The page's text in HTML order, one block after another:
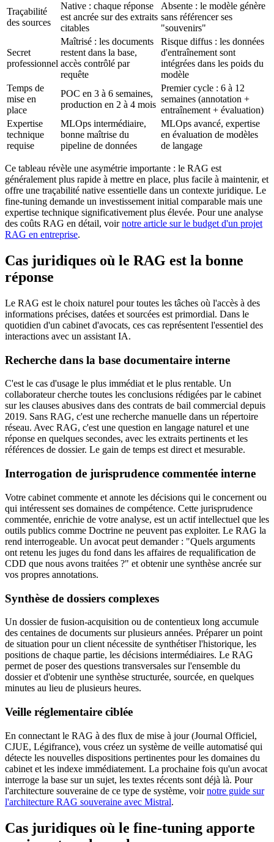
Traçabilité
des sources
Native : chaque réponse
est ancrée sur des extraits
citables
Absente : le modèle génère
sans référencer ses
"souvenirs"
Secret
professionnel
Maîtrisé : les documents
restent dans la base,
accès contrôlé par
requête
Risque diffus : les données
d'entraînement sont
intégrées dans les poids du
modèle
Temps de
mise en
place
POC en 3 à 6 semaines,
production en 2 à 4 mois
Premier cycle : 6 à 12
semaines (annotation +
entraînement + évaluation)
Expertise
technique
requise
MLOps intermédiaire,
bonne maîtrise du
pipeline de données
MLOps avancé, expertise
en évaluation de modèles
de langage
Ce tableau révèle une asymétrie importante : le RAG est
généralement plus rapide à mettre en place, plus facile à maintenir, et
offre une traçabilité native essentielle dans un contexte juridique. Le
fine-tuning demande un investissement initial comparable mais une
expertise technique significativement plus élevée. Pour une analyse
des coûts RAG en détail, voirnotre article sur le budget d'un projet
RAG en entreprise.
Cas juridiques où le RAG est la bonne
réponse
Le RAG est le choix naturel pour toutes les tâches où l'accès à des
informations précises, datées et sourcées est primordial. Dans le
quotidien d'un cabinet d'avocats, ces cas représentent l'essentiel des
interactions avec un assistant IA.
Recherche dans la base documentaire interne
C'est le cas d'usage le plus immédiat et le plus rentable. Un
collaborateur cherche toutes les conclusions rédigées par le cabinet
sur les clauses abusives dans des contrats de bail commercial depuis
2019. Sans RAG, c'est une recherche manuelle dans un répertoire
réseau. Avec RAG, c'est une question en langage naturel et une
réponse en quelques secondes, avec les extraits pertinents et les
références de dossier. Le gain de temps est direct et mesurable.
Interrogation de jurisprudence commentée interne
Votre cabinet commente et annote les décisions qui le concernent ou
qui intéressent ses domaines de compétence. Cette jurisprudence
commentée, enrichie de votre analyse, est un actif intellectuel que les
outils publics comme Doctrine ne peuvent pas exploiter. Le RAG la
rend interrogeable. Un avocat peut demander : "Quels arguments
ont retenu les juges du fond dans les affaires de requalification de
CDD que nous avons traitées ?" et obtenir une synthèse ancrée sur
vos propres annotations.
Synthèse de dossiers complexes
Un dossier de fusion-acquisition ou de contentieux long accumule
des centaines de documents sur plusieurs années. Préparer un point
de situation pour un client nécessite de synthétiser l'historique, les
positions de chaque partie, les décisions intermédiaires. Le RAG
permet de poser des questions transversales sur l'ensemble du
dossier et d'obtenir une synthèse structurée, sourcée, en quelques
minutes au lieu de plusieurs heures.
Veille réglementaire ciblée
En connectant le RAG à des flux de mise à jour (Journal Officiel,
CJUE, Légifrance), vous créez un système de veille automatisé qui
détecte les nouvelles dispositions pertinentes pour les domaines du
cabinet et les indexe immédiatement. La prochaine fois qu'un avocat
interroge la base sur un sujet, les textes récents sont déjà là. Pour
l'architecture souveraine de ce type de système, voirnotre guide sur
l'architecture RAG souveraine avec Mistral.
Cas juridiques où le fine-tuning apporte